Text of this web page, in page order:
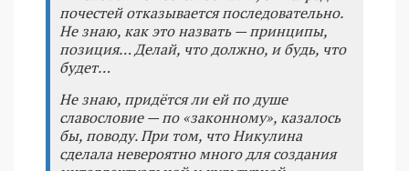
почестей отказывается последовательно.
Не знаю, как это назвать — принципы,
позиция… Делай, что должно, и будь, что
будет…
Не знаю, придётся ли ей по душе
славословие — по «законному», казалось
бы, поводу. При том, что Никулина
сделала невероятно много для создания